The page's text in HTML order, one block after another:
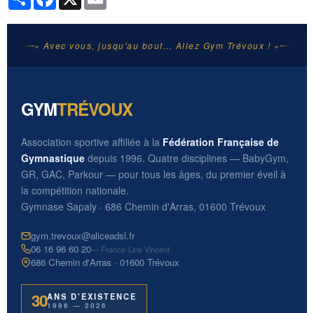
« Avec vous, jusqu'au bout… Allez Gym Trévoux ! »
GYMTRÉVOUX
Association sportive affiliée à la Fédération Française de
Gymnastique depuis 1996. Quatre disciplines — BabyGym,
GR, GAC, Parkour — pour tous les âges, du premier éveil à
la compétition nationale.
Gymnase Sapaly · 686 Chemin d'Arras, 01600 Trévoux
gym.trevoux@aliceadsl.fr
06 16 96 60 20— France-Line Vincent
686 Chemin d'Arras · 01600 Trévoux
30ANS D'EXISTENCE
1996 — 2026